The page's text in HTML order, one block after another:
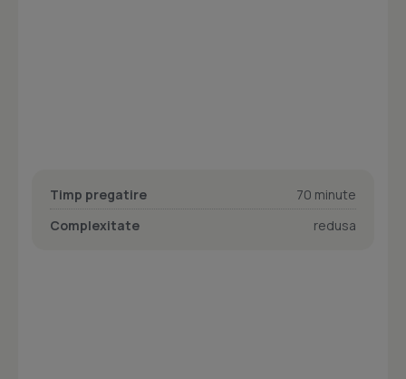
Timp pregatire
70 minute
Complexitate
redusa